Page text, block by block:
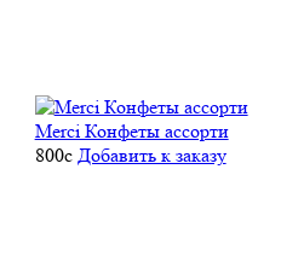
Merci Конфеты ассорти
800c Добавить к заказу